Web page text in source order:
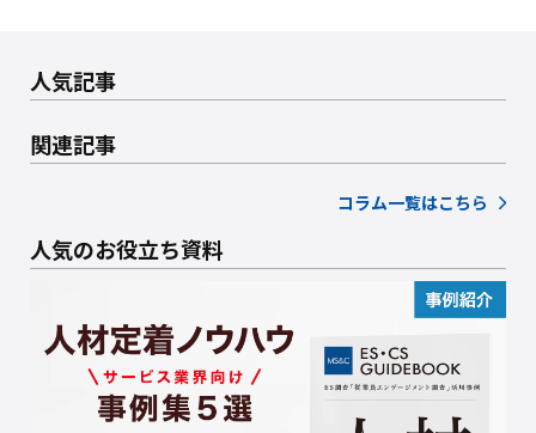
人気記事
関連記事
コラム一覧はこちら
人気のお役立ち資料